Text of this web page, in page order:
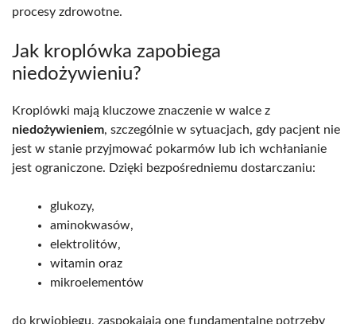
procesy zdrowotne.
Jak kroplówka zapobiega
niedożywieniu?
Kroplówki mają kluczowe znaczenie w walce z
niedożywieniem, szczególnie w sytuacjach, gdy pacjent nie
jest w stanie przyjmować pokarmów lub ich wchłanianie
jest ograniczone. Dzięki bezpośredniemu dostarczaniu:
glukozy,
aminokwasów,
elektrolitów,
witamin oraz
mikroelementów
do krwiobiegu, zaspokajają one fundamentalne potrzeby